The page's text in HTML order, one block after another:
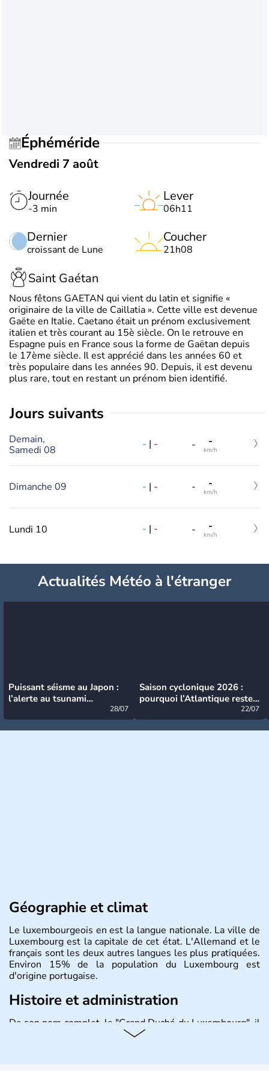
Éphéméride
Vendredi 7 août
Journée
-3 min
Dernier
croissant de Lune
Lever
06h11
Coucher
21h08
Saint Gaétan
Nous fêtons GAETAN qui vient du latin et signifie «
originaire de la ville de Caillatia ». Cette ville est devenue
Gaëte en Italie. Caetano était un prénom exclusivement
italien et très courant au 15è siècle. On le retrouve en
Espagne puis en France sous la forme de Gaëtan depuis
le 17ème siècle. Il est apprécié dans les années 60 et
très populaire dans les années 90. Depuis, il est devenu
plus rare, tout en restant un prénom bien identifié.
jours suivants
Demain,
Samedi 08
- | - - -
km/h
Dimanche 09 - | - - -
km/h
Lundi 10 - | - - -
km/h
Actualités Météo à l'étranger
Puissant séisme au Japon :
l’alerte au tsunami
28/07
Saison cyclonique 2026 :
pourquoi l’Atlantique reste
22/07
Géographie et climat
Le luxembourgeois en est la langue nationale. La ville de
Luxembourg est la capitale de cet état. L'Allemand et le
français sont les deux autres langues les plus pratiquées.
Environ 15% de la population du Luxembourg est
d'origine portugaise.
Histoire et administration
De son nom complet, le "Grand Duché du Luxembourg", il
s'agit d'un état de l'Union Européenne situé entre